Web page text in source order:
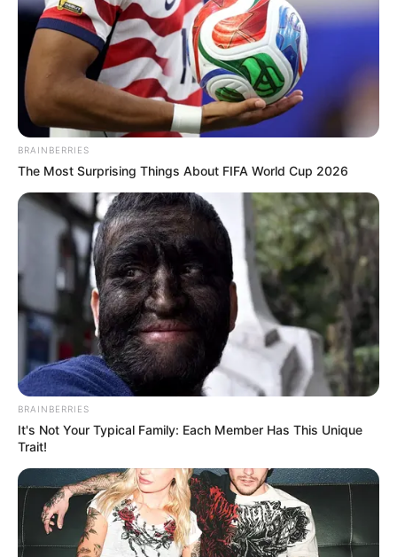
BRAINBERRIES
The Most Surprising Things About FIFA World Cup 2026
BRAINBERRIES
It's Not Your Typical Family: Each Member Has This Unique
Trait!